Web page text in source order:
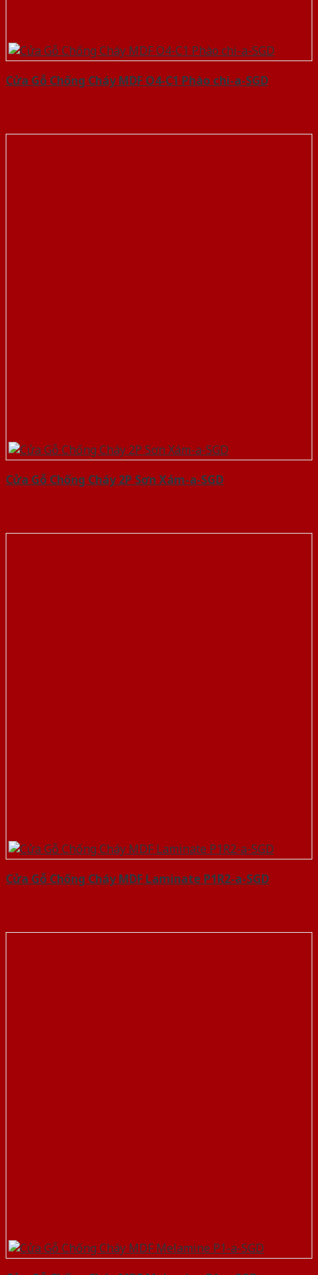
Cửa Gỗ Chống Cháy MDF O4-C1 Phào chi-a-SGD
Cửa Gỗ Chống Cháy 2P Sơn Xám-a-SGD
Cửa Gỗ Chống Cháy MDF Laminate P1R2-a-SGD